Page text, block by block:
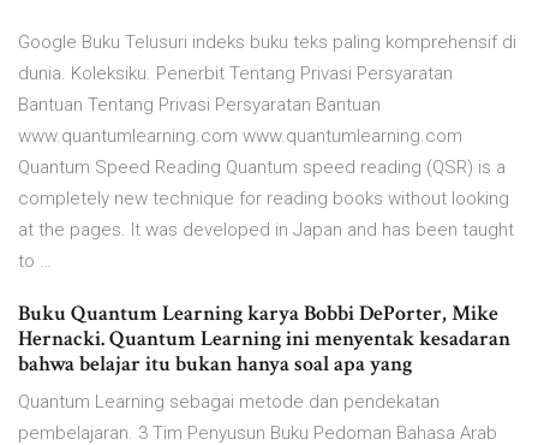
Google Buku Telusuri indeks buku teks paling komprehensif di
dunia. Koleksiku. Penerbit Tentang Privasi Persyaratan
Bantuan Tentang Privasi Persyaratan Bantuan
www.quantumlearning.com www.quantumlearning.com
Quantum Speed Reading Quantum speed reading (QSR) is a
completely new technique for reading books without looking
at the pages. It was developed in Japan and has been taught
to …
Buku Quantum Learning karya Bobbi DePorter, Mike
Hernacki. Quantum Learning ini menyentak kesadaran
bahwa belajar itu bukan hanya soal apa yang
Quantum Learning sebagai metode dan pendekatan
pembelajaran. 3 Tim Penyusun Buku Pedoman Bahasa Arab